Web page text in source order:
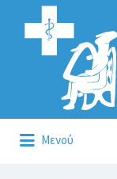
Αναζήτηση
για:
Μενού
για: